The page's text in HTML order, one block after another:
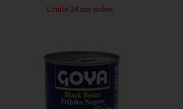
Límite 24 por orden